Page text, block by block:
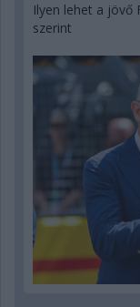
Ilyen lehet a jövő
szerint